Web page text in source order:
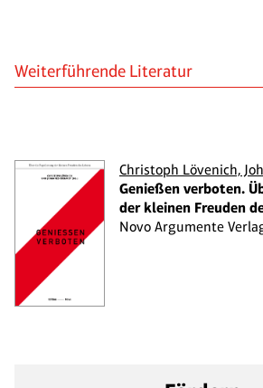
Weiterführende Literatur
Christoph Lövenich,
Genießen verboten.
der kleinen Freuden
Novo Argumente